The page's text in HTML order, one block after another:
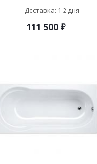
Доставка: 1-2 дня
111 500₽